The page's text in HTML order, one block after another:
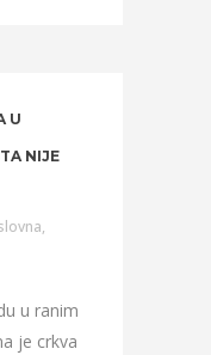
U
NIJE
,
u ranim
je crkva